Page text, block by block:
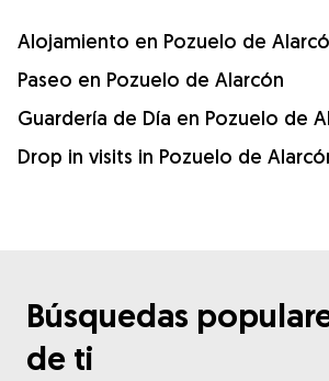
Alojamiento en Pozuelo de
Paseo en Pozuelo de Alarcón
Guardería de Día en Pozuelo de
Drop in visits in Pozuelo de
Búsquedas
de ti